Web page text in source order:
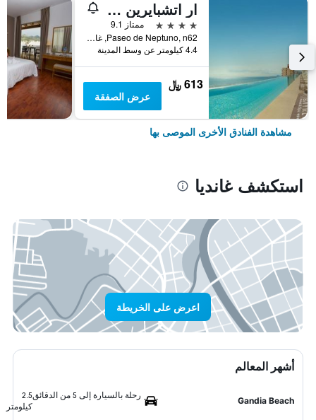
ار اتشبايرين هوتل آند سبا باي هوتلاس إرتش
4 نجوم
ممتاز 9.1
Paseo de Neptuno, n62, غانديا, منطقة بلنسية, أسبانيا
4.4 كيلومتر عن وسط المدينة
613 ﷼
عرض الصفقة
مشاهدة الفنادق الأخرى الموصى بها
استكشف غانديا
اعرض على الخريطة
أشهر المعالم
Gandia Beach
رحلة بالسيارة إلى 5 من الدقائق
2.5
كيلومتر